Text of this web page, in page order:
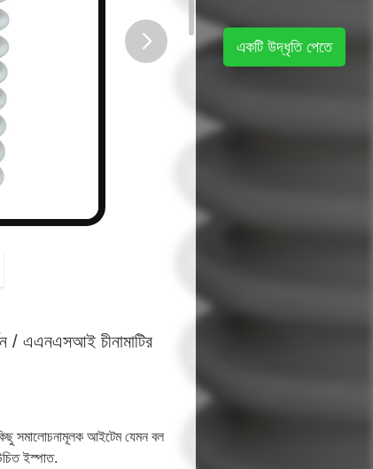
/ এএনএসআই চীনামাটির
কিছু সমালোচনামূলক আইটেম যেমন বল
ইস্পাত.
একটি উদ্ধৃতি পেতে